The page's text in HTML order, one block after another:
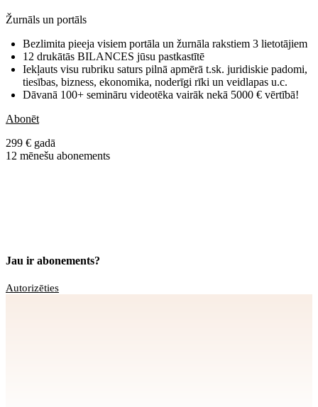
Žurnāls un portāls
Bezlimita pieeja visiem portāla un žurnāla rakstiem 3 lietotājiem
12 drukātās BILANCES jūsu pastkastītē
Iekļauts visu rubriku saturs pilnā apmērā t.sk. juridiskie padomi,
tiesības, bizness, ekonomika, noderīgi rīki un veidlapas u.c.
Dāvanā 100+ semināru videotēka vairāk nekā 5000 € vērtībā!
Abonēt
299 € gadā
12 mēnešu abonements
Jau ir abonements?
Autorizēties